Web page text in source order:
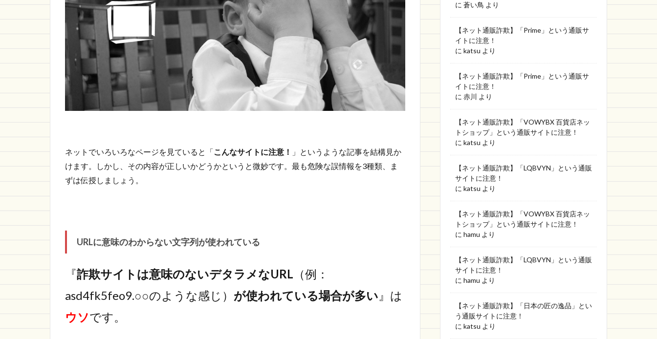
見分
け方
1.2.1
「会社
概要」
ーマッ
通
方法」
い合わ
せ」の
1.2.3
たどし
い
1.2.4
の特徴
ネットでいろいろなページを見ていると「こんなサイトに注意！ 」というような記事を結構見か
けます。しかし、その内容が正しいかどうかというと微妙です。最も危険な誤情報を3種類、ま
ずは伝授しましょう。
URLに意味のわからない文字列が使われている
『詐欺サイトは意味のないデタラメなURL （例：
asd4fk5feo9.○○のような感じ） が使われている場合が多い 』は
ウソです。
に 蒼い鳥 より
【ネット通販詐欺】「Prime」という通販サ
イトに注意！
に katsu より
【ネット通販詐欺】「Prime」という通販サ
イトに注意！
に 赤川 より
【ネット通販詐欺】「VOWYBX 百貨店ネッ
トショップ」という通販サイトに注意！
に katsu より
【ネット通販詐欺】「LQBVYN」という通販
サイトに注意！
に katsu より
【ネット通販詐欺】「VOWYBX 百貨店ネッ
トショップ」という通販サイトに注意！
に hamu より
【ネット通販詐欺】「LQBVYN」という通販
サイトに注意！
に hamu より
【ネット通販詐欺】「日本の匠の逸品」とい
う通販サイトに注意！
に katsu より